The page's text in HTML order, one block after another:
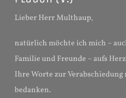
Lieber Herr Multhaup,
natürlich möchte ich mich –
Familie und Freunde – aufs
Ihre Worte zur Verabschiedung
bedanken.